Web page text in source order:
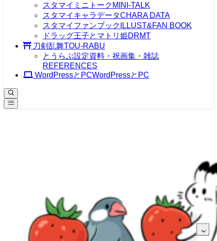
スタマイミニトーク MINI-TALK
誕生日のミニトークBirth Day
スタマイキャラデータCHARA DATA
スタマイファンブック ILLUST&FAN BOOK
ドラッグ王子とマトリ姫DRMT
刀剣乱舞TOU-RABU
とうらぶ設定資料・祝画集・雑誌
REFERENCES
WordPressとPCWordPressとPC